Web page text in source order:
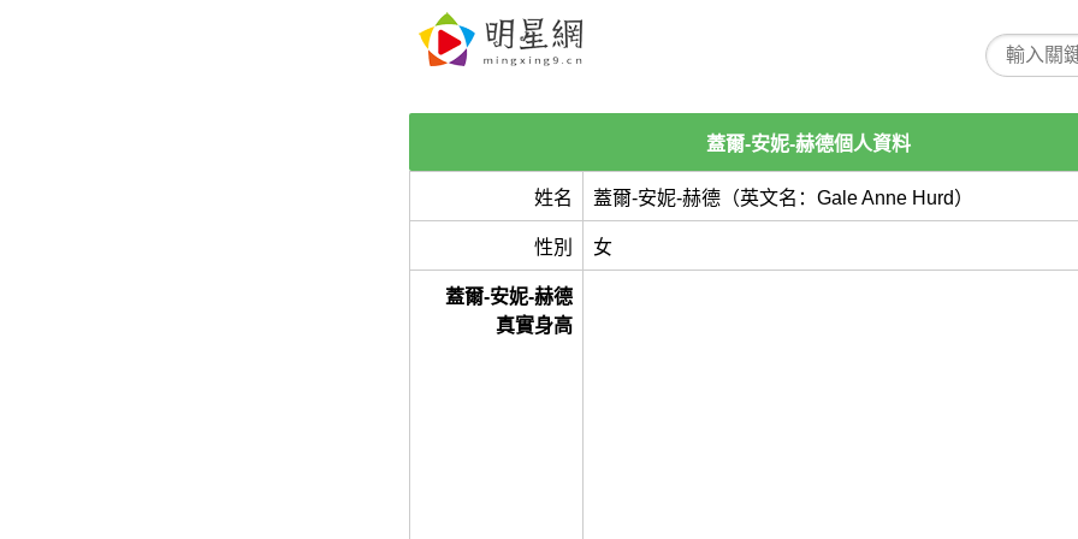
蓋爾-安妮-赫德個人資料
姓名 蓋爾-安妮-赫德（英文名：Gale Anne Hurd）
性別 女
蓋爾-安妮-赫德
真實身高